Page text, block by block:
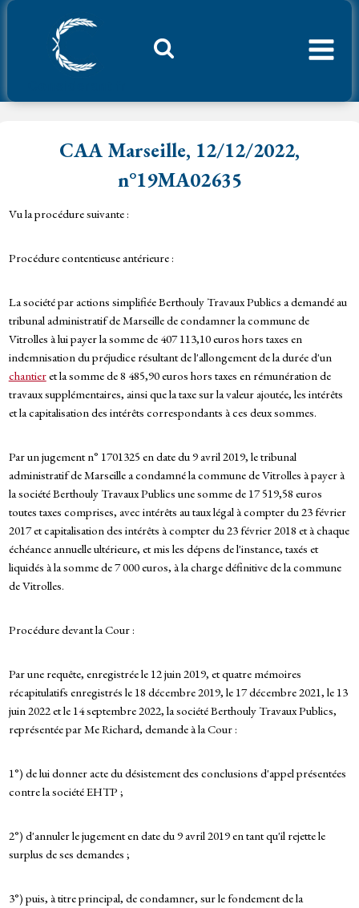
Aller
CAA Marseille, 12/12/2022,
n°19MA02635
Vu la procédure suivante :
Procédure contentieuse antérieure :
La société par actions simplifiée Berthouly Travaux Publics a demandé au
tribunal administratif de Marseille de condamner la commune de
Vitrolles à lui payer la somme de 407 113,10 euros hors taxes en
indemnisation du préjudice résultant de l'allongement de la durée d'un
chantieret la somme de 8 485,90 euros hors taxes en rémunération de
travaux supplémentaires, ainsi que la taxe sur la valeur ajoutée, les intérêts
et la capitalisation des intérêts correspondants à ces deux sommes.
Par un jugement n° 1701325 en date du 9 avril 2019, le tribunal
administratif de Marseille a condamné la commune de Vitrolles à payer à
la société Berthouly Travaux Publics une somme de 17 519,58 euros
toutes taxes comprises, avec intérêts au taux légal à compter du 23 février
2017 et capitalisation des intérêts à compter du 23 février 2018 et à chaque
échéance annuelle ultérieure, et mis les dépens de l'instance, taxés et
liquidés à la somme de 7 000 euros, à la charge définitive de la commune
de Vitrolles.
Procédure devant la Cour :
Par une requête, enregistrée le 12 juin 2019, et quatre mémoires
récapitulatifs enregistrés le 18 décembre 2019, le 17 décembre 2021, le 13
juin 2022 et le 14 septembre 2022, la société Berthouly Travaux Publics,
représentée par Me Richard, demande à la Cour :
1°) de lui donner acte du désistement des conclusions d'appel présentées
contre la société EHTP ;
2°) d'annuler le jugement en date du 9 avril 2019 en tant qu'il rejette le
surplus de ses demandes ;
3°) puis, à titre principal, de condamner, sur le fondement de la